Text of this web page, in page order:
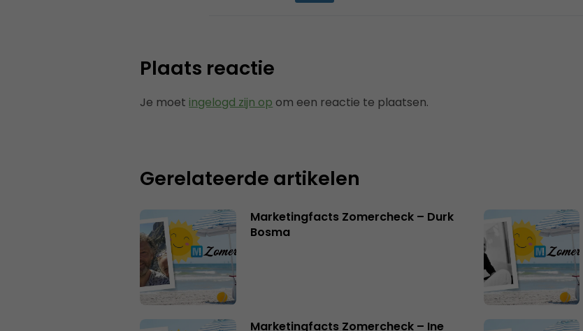
Plaats reactie
Je moet ingelogd zijn op om een reactie te plaatsen.
Gerelateerde artikelen
Marketingfacts Zomercheck – Durk
Bosma
Marketingfacts Zomercheck – Ine